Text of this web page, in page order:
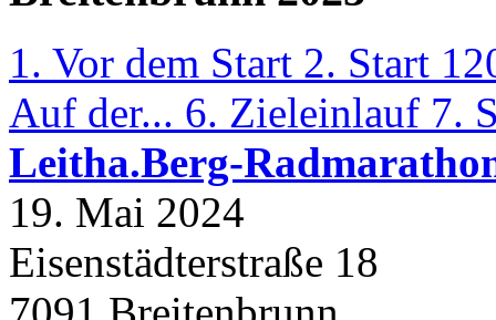
1. Vor dem Start 2. Start
Auf der... 6. Zieleinlauf 7.
Leitha.Berg-
19. Mai 2024
Eisenstädterstraße 18